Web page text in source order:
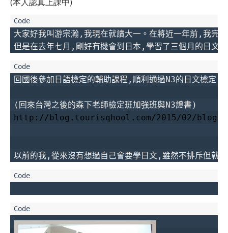
大家好我叫游宗瀚,我現在就讀大一。在將近一年前,我完
但是在去年七月,剛好有機會到日本,學習了三個月的日文
回國後參加日語檢定的輔助課程,順利通過N3的日文檢定。
http://blog.tourisqhool.com/2015/02/blog-
以前的我,從來沒有想過自己會要學日文,雖然不排斥但就